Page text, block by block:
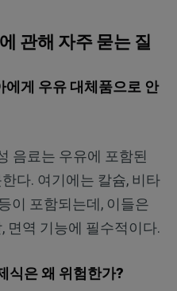
관해 자주 묻는 질
에게 우유 대체품으로 안
음료는 우유에 포함된
다. 여기에는 칼슘, 비타
이 포함되는데, 이들은
면역 기능에 필수적이다.
식은 왜 위험한가?